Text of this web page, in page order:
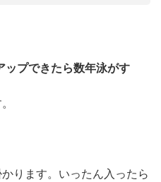
ップできたら数年泳がす
ります。いったん入ったら